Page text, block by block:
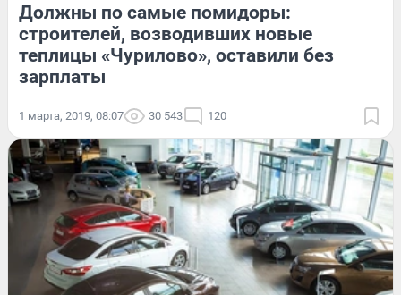
Должны по самые помидоры:
строителей, возводивших новые
теплицы «Чурилово», оставили без
зарплаты
1 марта, 2019, 08:07 30 543 120